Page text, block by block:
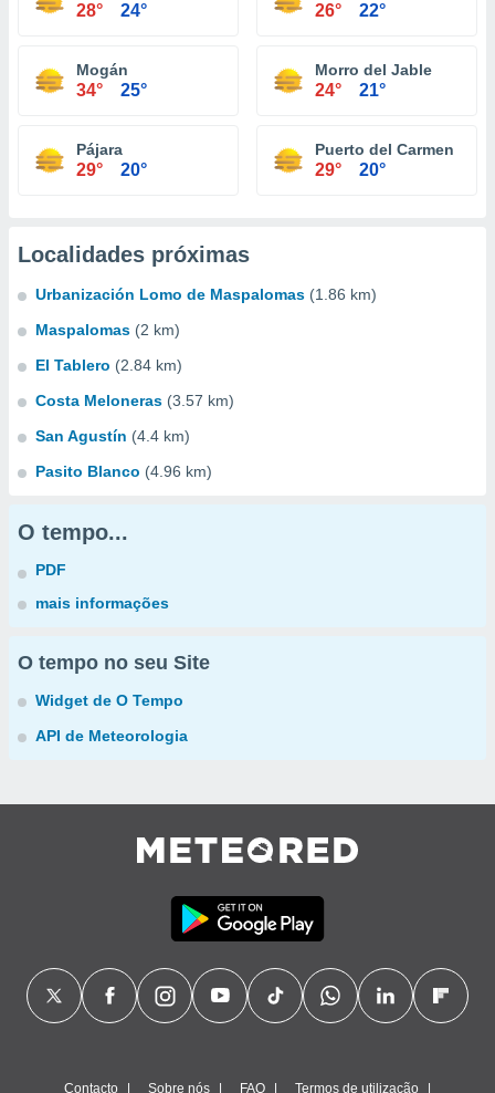
28° 24° 26° 22°
Mogán
34° 25°
Morro del Jable
24° 21°
Pájara
29° 20°
Puerto del Carmen
29° 20°
Localidades próximas
Urbanización Lomo de Maspalomas (1.86 km)
Maspalomas (2 km)
El Tablero (2.84 km)
Costa Meloneras (3.57 km)
San Agustín (4.4 km)
Pasito Blanco (4.96 km)
O tempo...
PDF
mais informações
O tempo no seu Site
Widget de O Tempo
API de Meteorologia
Contacto Sobre nós FAQ Termos de utilização